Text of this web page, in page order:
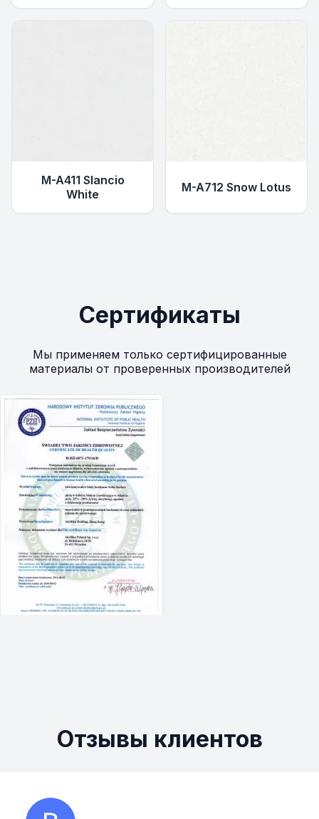
M-A411 Slancio
White
M-A712 Snow Lotus
Сертификаты
Мы применяем только сертифицированные
материалы от проверенных производителей
Отзывы клиентов